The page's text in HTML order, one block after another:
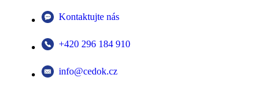
Kontaktujte nás
+420 296 184 910
info@cedok.cz